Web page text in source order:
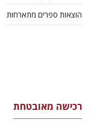
הוצאות ספרים מתארחות
רכישה מאובטחת